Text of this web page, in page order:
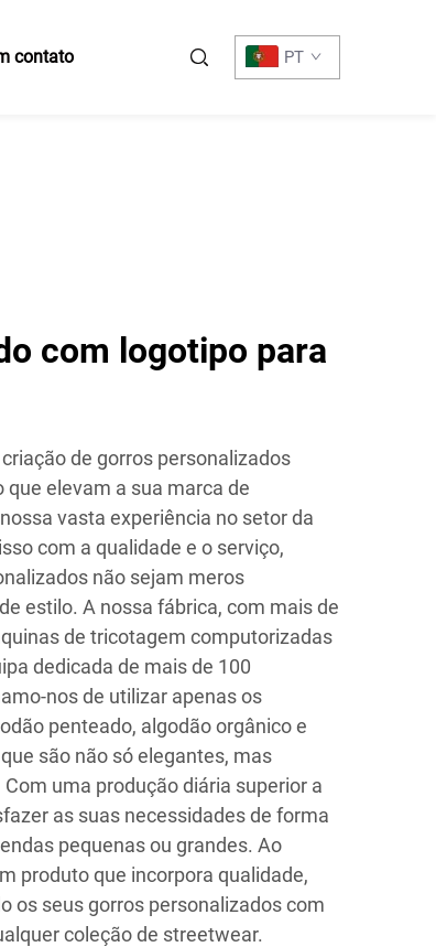
contato PT
com logotipo para
de gorros personalizados
elevam a sua marca de
vasta experiência no setor da
com a qualidade e o serviço,
não sejam meros
estilo. A nossa fábrica, com mais de
de tricotagem computorizadas
dedicada de mais de 100
nos de utilizar apenas os
penteado, algodão orgânico e
são não só elegantes, mas
uma produção diária superior a
as suas necessidades de forma
pequenas ou grandes. Ao
produto que incorpora qualidade,
os seus gorros personalizados com
coleção de streetwear.